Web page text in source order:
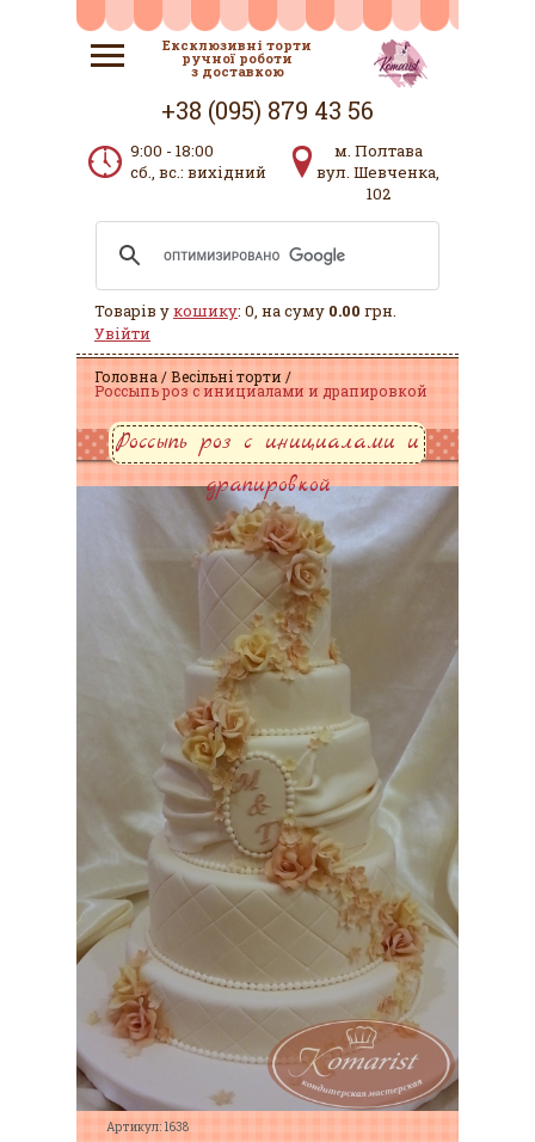
Ексклюзивні торти
ручної роботи
з доставкою
+38 (095) 879 43 56
9:00 - 18:00
сб., вс.: вихідний
м. Полтава
вул. Шевченка,
102
Товарів укошику: 0, на суму 0.00 грн.
Увійти
Головна Весільні торти
Россыпь роз с инициалами и драпировкой
Россыпь роз с инициалами и
драпировкой
Артикул: 1638